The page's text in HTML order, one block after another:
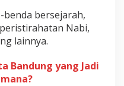
benda bersejarah,
Nabi,
lainnya.
Bandung yang Jadi